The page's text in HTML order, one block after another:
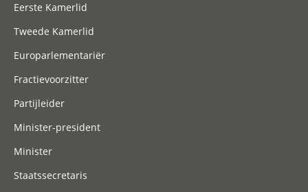
Eerste Kamerlid
Tweede Kamerlid
Europarlementariër
Fractievoorzitter
Partijleider
Minister-president
Minister
Staatssecretaris